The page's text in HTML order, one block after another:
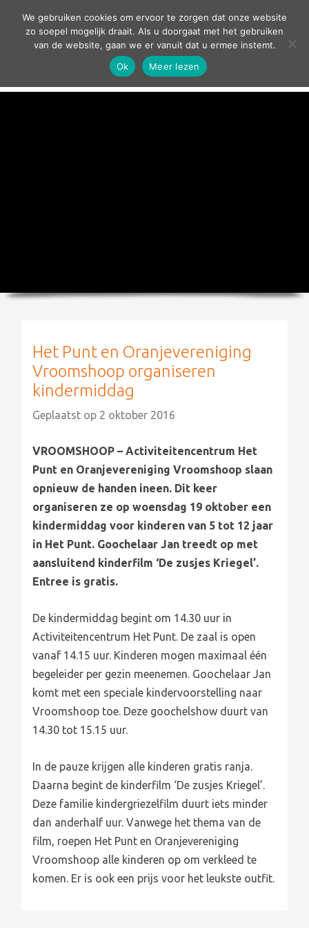
contact
Het Punt en Oranjevereniging
Vroomshoop organiseren
kindermiddag
Geplaatst op 2 oktober 2016
VROOMSHOOP – Activiteitencentrum Het
Punt en Oranjevereniging Vroomshoop slaan
opnieuw de handen ineen. Dit keer
organiseren ze op woensdag 19 oktober een
kindermiddag voor kinderen van 5 tot 12 jaar
in Het Punt. Goochelaar Jan treedt op met
aansluitend kinderfilm ‘De zusjes Kriegel’.
Entree is gratis.
De kindermiddag begint om 14.30 uur in
Activiteitencentrum Het Punt. De zaal is open
vanaf 14.15 uur. Kinderen mogen maximaal één
begeleider per gezin meenemen. Goochelaar Jan
komt met een speciale kindervoorstelling naar
Vroomshoop toe. Deze goochelshow duurt van
14.30 tot 15.15 uur.
In de pauze krijgen alle kinderen gratis ranja.
Daarna begint de kinderfilm ‘De zusjes Kriegel’.
Deze familie kindergriezelfilm duurt iets minder
dan anderhalf uur. Vanwege het thema van de
film, roepen Het Punt en Oranjevereniging
Vroomshoop alle kinderen op om verkleed te
komen. Er is ook een prijs voor het leukste outfit.
We gebruiken cookies om ervoor te zorgen dat onze website
zo soepel mogelijk draait. Als u doorgaat met het gebruiken
van de website, gaan we er vanuit dat u ermee instemt.
Ok
Meer lezen